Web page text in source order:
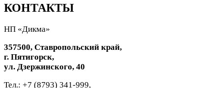
КОНТАКТЫ
НП «Дикма»
357500, Ставропольский край,
г. Пятигорск,
ул. Дзержинского, 40
Тел.: +7 (8793) 341-999,